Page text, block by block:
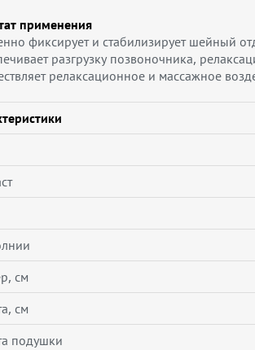
применения
фиксирует и стабилизирует шейный
разгрузку позвоночника,
релаксационное и массажное
см
см
подушки